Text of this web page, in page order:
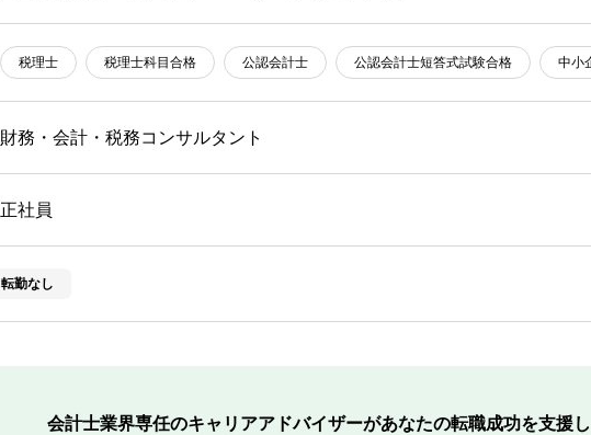
税理士 税理士科目合格 公認会計士 公認会計士短答式試験合格 中小
財務・会計・税務コンサルタント
正社員
転勤なし
会計士業界専任のキャリアアドバイザーがあなたの転職成功を支援